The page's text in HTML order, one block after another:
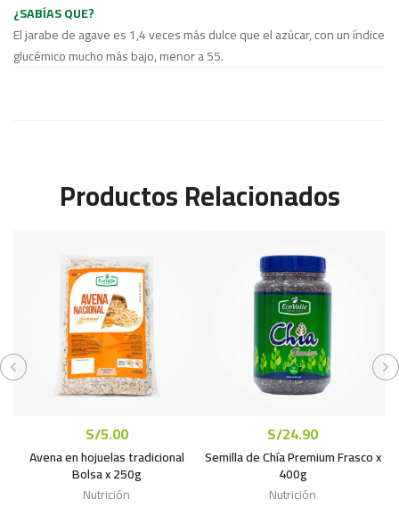
¿SABÍAS QUE?
El jarabe de agave es 1,4 veces más dulce que el azúcar, con un índice
glucémico mucho más bajo, menor a 55.
Productos Relacionados
S/5.00
Avena en hojuelas tradicional
Bolsa x 250g
Nutrición
S/24.90
Semilla de Chía Premium Frasco x
400g
Nutrición